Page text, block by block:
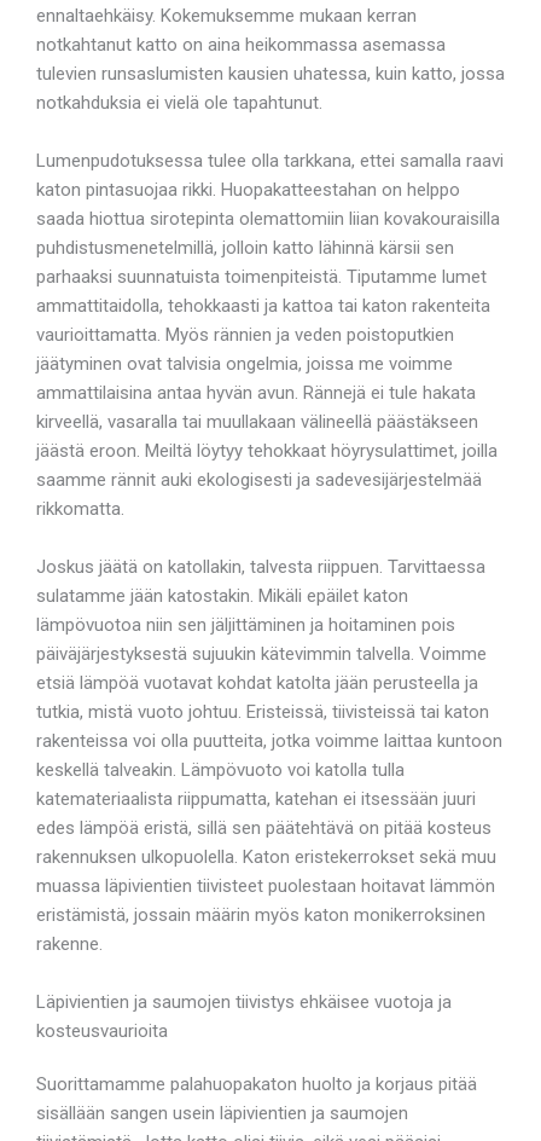
ennaltaehkäisy. Kokemuksemme mukaan kerran
notkahtanut katto on aina heikommassa asemassa
tulevien runsaslumisten kausien uhatessa, kuin katto, jossa
notkahduksia ei vielä ole tapahtunut.
Lumenpudotuksessa tulee olla tarkkana, ettei samalla raavi
katon pintasuojaa rikki. Huopakatteestahan on helppo
saada hiottua sirotepinta olemattomiin liian kovakouraisilla
puhdistusmenetelmillä, jolloin katto lähinnä kärsii sen
parhaaksi suunnatuista toimenpiteistä. Tiputamme lumet
ammattitaidolla, tehokkaasti ja kattoa tai katon rakenteita
vaurioittamatta. Myös rännien ja veden poistoputkien
jäätyminen ovat talvisia ongelmia, joissa me voimme
ammattilaisina antaa hyvän avun. Rännejä ei tule hakata
kirveellä, vasaralla tai muullakaan välineellä päästäkseen
jäästä eroon. Meiltä löytyy tehokkaat höyrysulattimet, joilla
saamme rännit auki ekologisesti ja sadevesijärjestelmää
rikkomatta.
Joskus jäätä on katollakin, talvesta riippuen. Tarvittaessa
sulatamme jään katostakin. Mikäli epäilet katon
lämpövuotoa niin sen jäljittäminen ja hoitaminen pois
päiväjärjestyksestä sujuukin kätevimmin talvella. Voimme
etsiä lämpöä vuotavat kohdat katolta jään perusteella ja
tutkia, mistä vuoto johtuu. Eristeissä, tiivisteissä tai katon
rakenteissa voi olla puutteita, jotka voimme laittaa kuntoon
keskellä talveakin. Lämpövuoto voi katolla tulla
katemateriaalista riippumatta, katehan ei itsessään juuri
edes lämpöä eristä, sillä sen päätehtävä on pitää kosteus
rakennuksen ulkopuolella. Katon eristekerrokset sekä muu
muassa läpivientien tiivisteet puolestaan hoitavat lämmön
eristämistä, jossain määrin myös katon monikerroksinen
rakenne.
Läpivientien ja saumojen tiivistys ehkäisee vuotoja ja
kosteusvaurioita
Suorittamamme palahuopakaton huolto ja korjaus pitää
sisällään sangen usein läpivientien ja saumojen